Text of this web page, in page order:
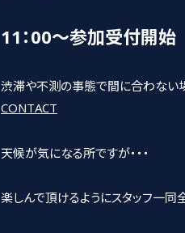
11：00～参加受付開始
渋滞や不測の事態で間に合わない
CONTACT
天候が気になる所ですが・・・
楽しんで頂けるようにスタッフ一同